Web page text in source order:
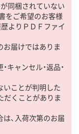
同梱されていない
をご希望のお客様
よりＰＤＦファイ
お届けではありま
キャンセル・返品・
いことが判明した
だくことがありま
、入荷次第のお届